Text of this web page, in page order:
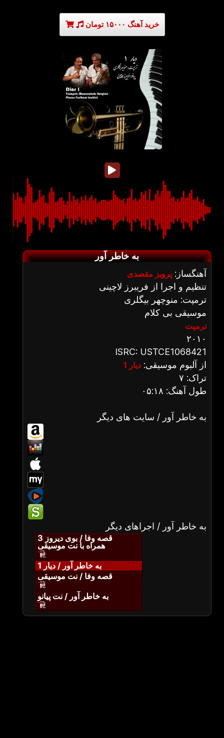
خرید آهنگ ۱۵۰۰۰ تومان
به خاطر آور
آهنگساز: پرویز مقصدی
تنظیم و اجرا از فریبرز لاچینی
ترمپت: منوچهر بیگلری
موسیقی بی کلام
ترمپت
۲۰۱۰
ISRC: USTCE1068421
از آلبوم موسیقی: دیار 1
تراک: ۷
طول آهنگ: ۰۵:۱۸
به خاطر آور / سایت های دیگر
به خاطر آور / اجراهای دیگر
قصه وفا / بوی دیروز 3
همراه با نت موسیقی
به خاطر آور / دیار 1
قصه وفا / نت موسیقی
به خاطر آور / نت پیانو